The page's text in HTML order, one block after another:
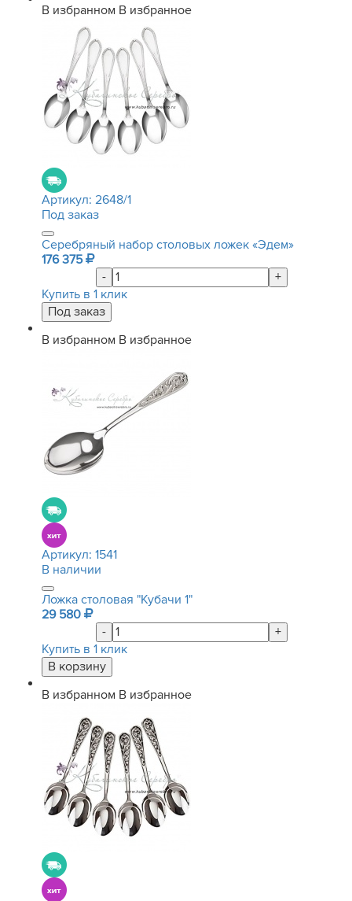
В избранном В избранное
Артикул: 2648/1
Под заказ
Серебряный набор столовых ложек «Эдем»
176 375
-
+
Купить в 1 клик
В избранном В избранное
Артикул: 1541
В наличии
Ложка столовая "Кубачи 1"
29 580
-
+
Купить в 1 клик
В избранном В избранное